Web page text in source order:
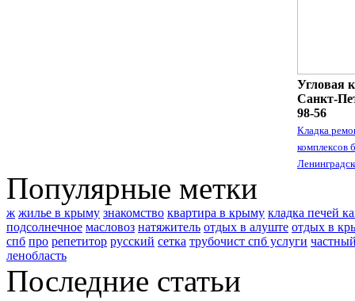
Угловая
Санкт-
98-56
Кладка
комплексов
Популярные метки
ж жилье в крыму знакомство квартира в крыму кладка печей
подсолнечное масловоз натяжитель отдых в алуште отдых в
спб про репетитор русский сетка трубочист спб услуги
ленобласть
Последние статьи